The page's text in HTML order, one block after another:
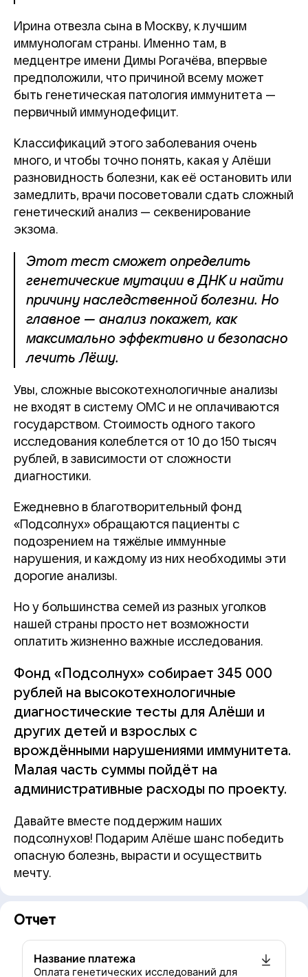
Ирина отвезла сына в Москву, к лучшим
иммунологам страны. Именно там, в
медцентре имени Димы Рогачёва, впервые
предположили, что причиной всему может
быть генетическая патология иммунитета —
первичный иммунодефицит.
Классификаций этого заболевания очень
много, и чтобы точно понять, какая у Алёши
разновидность болезни, как её остановить или
замедлить, врачи посоветовали сдать сложный
генетический анализ — секвенирование
экзома.
Этот тест сможет определить
генетические мутации в ДНК и найти
причину наследственной болезни. Но
главное — анализ покажет, как
максимально эффективно и безопасно
лечить Лёшу.
Увы, сложные высокотехнологичные анализы
не входят в систему ОМС и не оплачиваются
государством. Стоимость одного такого
исследования колеблется от 10 до 150 тысяч
рублей, в зависимости от сложности
диагностики.
Ежедневно в благотворительный фонд
«Подсолнух» обращаются пациенты с
подозрением на тяжёлые иммунные
нарушения, и каждому из них необходимы эти
дорогие анализы.
Но у большинства семей из разных уголков
нашей страны просто нет возможности
оплатить жизненно важные исследования.
Фонд «Подсолнух» собирает 345 000
рублей на высокотехнологичные
диагностические тесты для Алёши и
других детей и взрослых с
врождёнными нарушениями иммунитета.
Малая часть суммы пойдёт на
административные расходы по проекту.
Давайте вместе поддержим наших
подсолнухов! Подарим Алёше шанс победить
опасную болезнь, вырасти и осуществить
мечту.
Отчет
Название платежа
Оплата генетических исследований для